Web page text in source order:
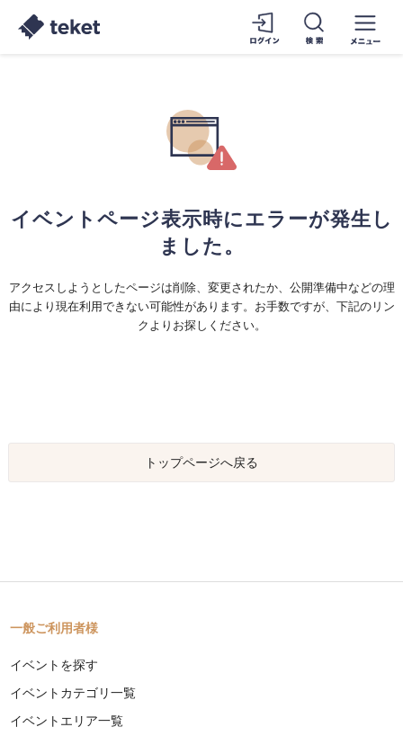
イベントページ表示時にエラーが発生し
ました。
アクセスしようとしたページは削除、変更されたか、公開準備中などの理
由により現在利用できない可能性があります。お手数ですが、下記のリン
クよりお探しください。
トップページへ戻る
一般ご利用者様
イベントを探す
イベントカテゴリ一覧
イベントエリア一覧